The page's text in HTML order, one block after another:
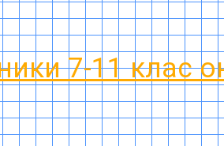
7-11 клас